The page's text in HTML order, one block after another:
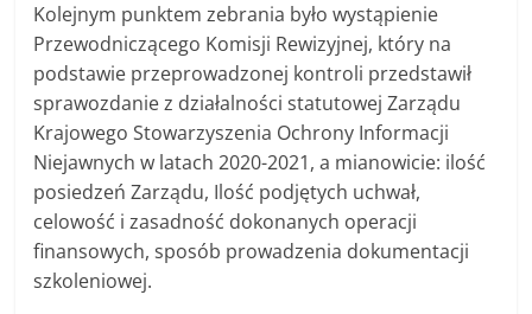
Kolejnym punktem zebrania było wystąpienie
Przewodniczącego Komisji Rewizyjnej, który na
podstawie przeprowadzonej kontroli przedstawił
sprawozdanie z działalności statutowej Zarządu
Krajowego Stowarzyszenia Ochrony Informacji
Niejawnych w latach 2020-2021, a mianowicie: ilość
posiedzeń Zarządu, Ilość podjętych uchwał,
celowość i zasadność dokonanych operacji
finansowych, sposób prowadzenia dokumentacji
szkoleniowej.